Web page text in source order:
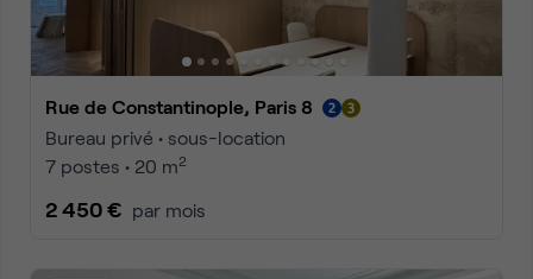
Rue de Constantinople, Paris 8
Bureau privé • sous-location
7 postes • 20 m2
2 450 € par mois